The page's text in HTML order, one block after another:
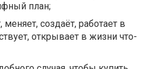
план;
создаёт, работает в
открывает в жизни что-